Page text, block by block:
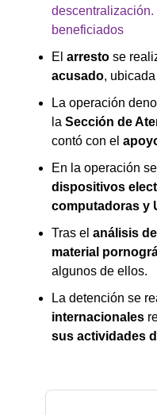
beneficiados
El arresto se
acusado, ubicada
La operación
la Sección de
contó con el
En la operación
dispositivos
computadoras y
Tras el análisis
material
algunos de ellos.
La detención se
internacionales
sus actividades